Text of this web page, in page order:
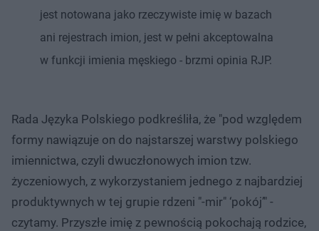
jest notowana jako rzeczywiste imię w bazach
ani rejestrach imion, jest w pełni akceptowalna
w funkcji imienia męskiego - brzmi opinia RJP.
Rada Języka Polskiego podkreśliła, że "pod względem
formy nawiązuje on do najstarszej warstwy polskiego
imiennictwa, czyli dwuczłonowych imion tzw.
życzeniowych, z wykorzystaniem jednego z najbardziej
produktywnych w tej grupie rdzeni "-mir" ‘pokój’" -
czytamy. Przyszłe imię z pewnością pokochają rodzice,